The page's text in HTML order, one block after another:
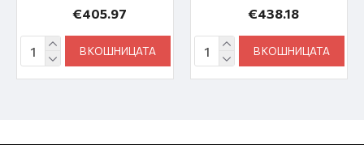
€405.97
В КОШНИЦАТА
€438.18
В КОШНИЦАТА